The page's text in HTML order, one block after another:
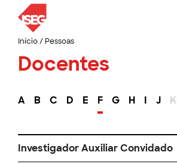
Início/ Pessoas
Docentes
A B C D E F G H I J K
Investigador Auxiliar Convidado